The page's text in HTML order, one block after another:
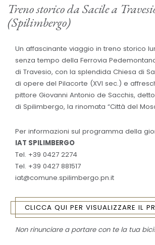
Treno storico da Sacile a
(Spilimbergo)
Un affascinante viaggio in treno storico
senza tempo della Ferrovia
di Travesio, con la splendida Chiesa di
di opere del Pilacorte (XVI sec.) e
pittore Giovanni Antonio de Sacchis,
di Spilimbergo, la rinomata “Città del
Per informazioni sul programma della
IAT SPILIMBERGO
Tel. +39 0427 2274
Tel. +39 0427 881517
iat@comune.spilimbergo.pn.it
CLICCA QUI PER VISUALIZZARE IL
Non rinunciare a portare con te la tua bici!